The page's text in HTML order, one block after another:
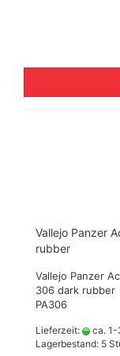
Vallejo Panzer
rubber
Vallejo Panzer
306 dark rubber
​PA306
Lieferzeit: ca. 1-
Lagerbestand: 5